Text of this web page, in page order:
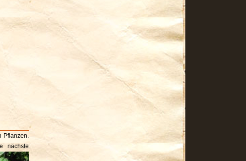
Pflanzen.
nächste